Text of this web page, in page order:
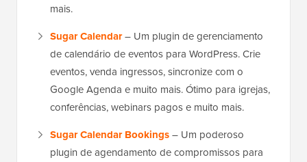
mais.
Sugar Calendar– Um plugin de gerenciamento
de calendário de eventos para WordPress. Crie
eventos, venda ingressos, sincronize com o
Google Agenda e muito mais. Ótimo para igrejas,
conferências, webinars pagos e muito mais.
Sugar Calendar Bookings– Um poderoso
plugin de agendamento de compromissos para